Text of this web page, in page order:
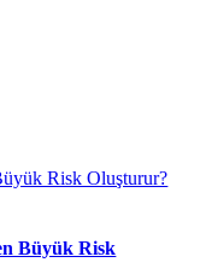
Risk Oluşturur?
Büyük Risk